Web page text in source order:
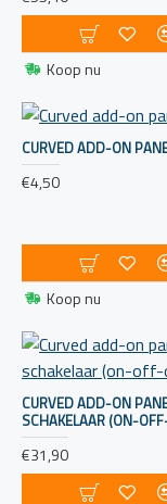
gebruikt om de
te passen. Ze
juiste sfeer.
Schakelpanelen:
schakelaars in
die het
boord te bedienen.
Bij het kiezen
belangrijk om
behoeften en
het van cruciaal
componenten
Koop nu
CURVED ADD-ON
€4,50
Koop nu
CURVED ADD-ON
SCHAKELAAR (ON-
€31,90